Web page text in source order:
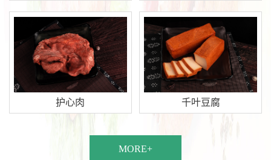
护心肉 千叶豆腐
MORE+